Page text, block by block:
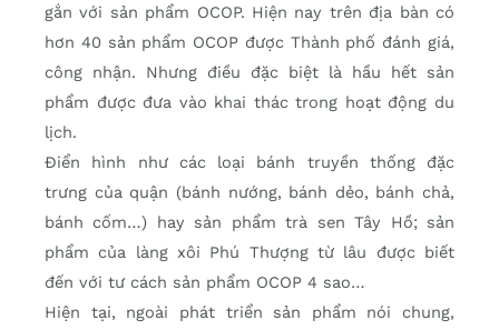
gắn với sản phẩm OCOP. Hiện nay trên địa bàn có
hơn 40 sản phẩm OCOP được Thành phố đánh giá,
công nhận. Nhưng điều đặc biệt là hầu hết sản
phẩm được đưa vào khai thác trong hoạt động du
lịch.
Điển hình như các loại bánh truyền thống đặc
trưng của quận (bánh nướng, bánh dẻo, bánh chả,
bánh cốm…) hay sản phẩm trà sen Tây Hồ; sản
phẩm của làng xôi Phú Thượng từ lâu được biết
đến với tư cách sản phẩm OCOP 4 sao…
Hiện tại, ngoài phát triển sản phẩm nói chung,